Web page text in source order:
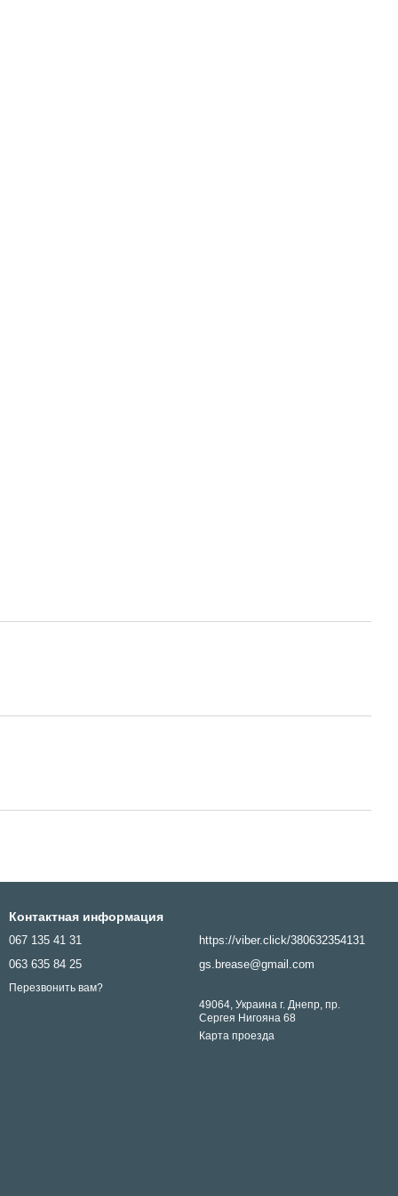
Контактная информация
067 135 41 31
063 635 84 25
Перезвонить вам?
https://viber.click/380632354131
gs.brease@gmail.com
49064, Украина г. Днепр, пр.
Сергея Нигояна 68
Карта проезда